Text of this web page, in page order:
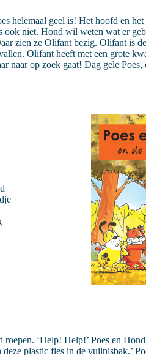
helemaal geel is! Het hoofd en het
niet. Hond wil weten wat er
zien ze Olifant bezig. Olifant is
Olifant heeft met een grote
naar op zoek gaat! Dag gele
‘Help! Help!’ Poes en
plastic fles in de vuilnisbak.’